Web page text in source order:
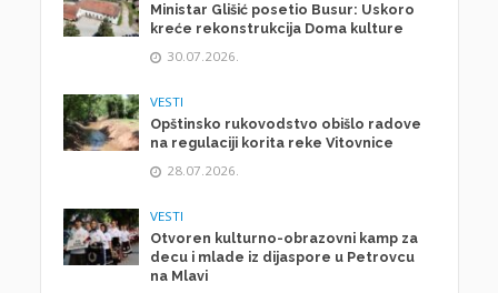
Ministar Glišić posetio Busur: Uskoro
kreće rekonstrukcija Doma kulture
30.07.2026.
VESTI
Opštinsko rukovodstvo obišlo radove
na regulaciji korita reke Vitovnice
28.07.2026.
VESTI
Otvoren kulturno-obrazovni kamp za
decu i mlade iz dijaspore u Petrovcu
na Mlavi